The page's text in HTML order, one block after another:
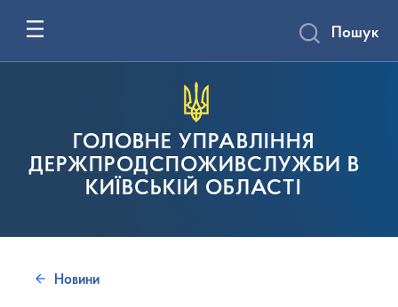
ГОЛОВНЕ УПРАВЛІННЯ
ДЕРЖПРОДСПОЖИВСЛУЖБИ В
КИЇВСЬКІЙ ОБЛАСТІ
Пошук
Новини